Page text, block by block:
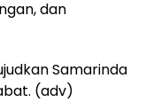
dan
Samarinda
(adv)